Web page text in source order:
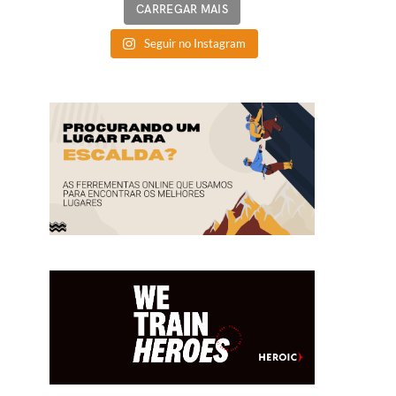
CARREGAR MAIS
Seguir no Instagram